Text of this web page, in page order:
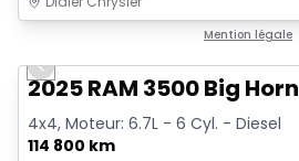
Mention légale
Previous slide
2025 RAM 3500 Big Horn
4x4, Moteur: 6.7L - 6 Cyl. - Diesel
114 800 km